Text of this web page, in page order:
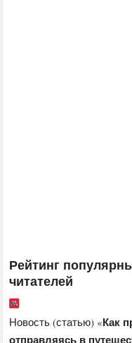
Рейтинг
читателей
Новость (статью) «Как
отправляясь в